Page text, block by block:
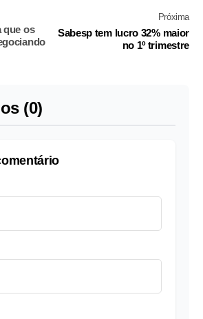
que os
Próxima
Sabesp tem lucro 32% maior
no 1º trimestre
(0)